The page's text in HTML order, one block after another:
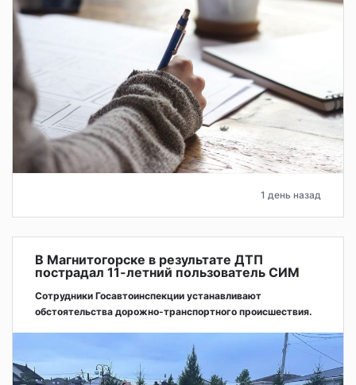
1 день назад
В Магнитогорске в результате ДТП
пострадал 11-летний пользователь СИМ
Сотрудники Госавтоинспекции устанавливают
обстоятельства дорожно-транспортного происшествия.